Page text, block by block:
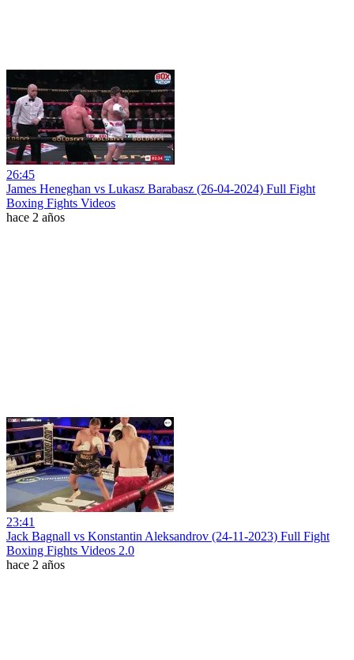
26:45
James Heneghan vs Lukasz Barabasz (26-04-2024) Full Fight
Boxing Fights Videos
hace 2 años
23:41
Jack Bagnall vs Konstantin Aleksandrov (24-11-2023) Full Fight
Boxing Fights Videos 2.0
hace 2 años